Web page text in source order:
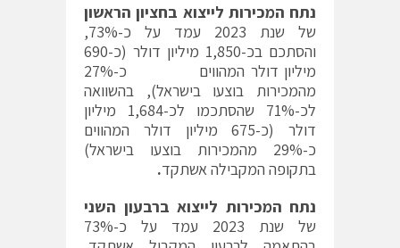
נתח המכירות לייצוא בחציון הראשון
של שנת 2023 עמד על כ-73%,
והסתכם בכ-1,850 מיליון דולר (כ-690
מיליון דולר המהווים כ-27%
מהמכירות בוצעו בישראל), בהשוואה
לכ-71% שהסתכמו לכ-1,684 מיליון
דולר (כ-675 מיליון דולר המהווים
כ-29% מהמכירות בוצעו בישראל)
בתקופה המקבילה אשתקד.
נתח המכירות לייצוא ברבעון השני
של שנת 2023 עמד על כ-73%